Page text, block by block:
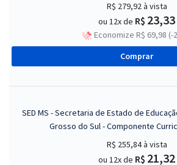
R$ 279,92à vista
ou 12x de R$ 23,33
Economize R$ 69,98 (-
Comprar
SED MS - Secretaria de Estado de
Grosso do Sul - Componente
R$ 255,84à vista
ou 12x de R$ 21,32